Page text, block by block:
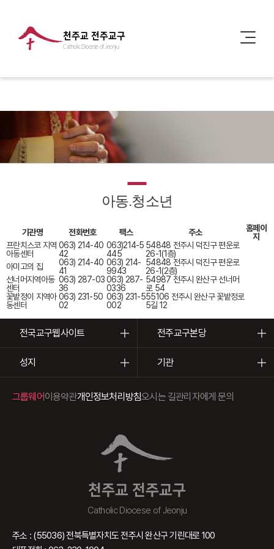
천주교 전주교구
Catholic Diocese of Jeonju
아동.청소년
기관명 전화번호 팩스 주소
홈페이
지
프란치스코 지역
아동센터
063) 214-40
42
063)214-5
445
54848 전주시 덕진구 편운로
26-1(1층)
아미고의 집
063) 214-40
41
063) 214-
9943
54848 전주시 덕진구 편운로
26-1(2층)
선너머지역아동
센터
063) 287-03
36
063) 287-
0336
54987 전주시 완산구 선너머
로 54
꽃밭정이 지역아
동센터
063) 231-50
02
063) 231-5
002
55106 전주시 완산구 꽃밭정로
5길 12
전국교구웹사이트 전주교구본당
성지 기관
천주교 전주교구
Catholic Diocese of Jeonju
그룹웨어이용약관개인정보처리방침오시는 길관리자에게 문의
주소 : (55036) 전북특별자치도 전주시 완산구 기린대로 100